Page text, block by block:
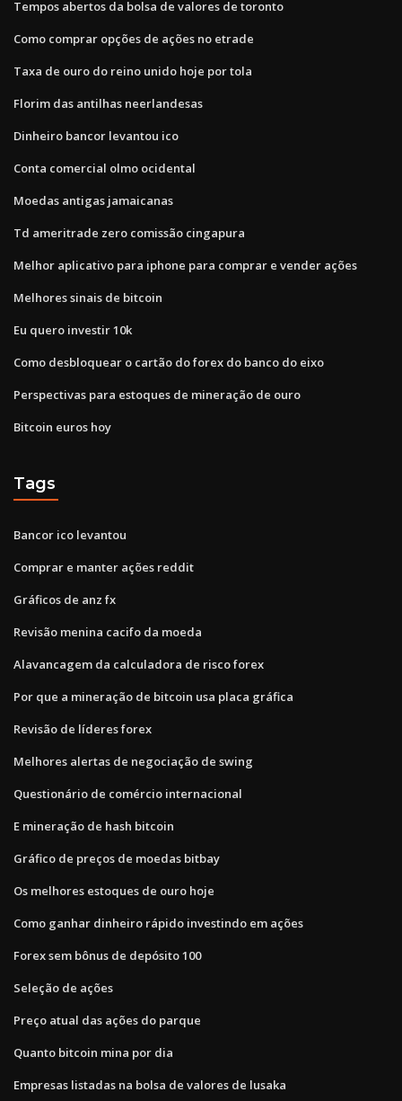
Tempos abertos da bolsa de valores de toronto
Como comprar opções de ações no etrade
Taxa de ouro do reino unido hoje por tola
Florim das antilhas neerlandesas
Dinheiro bancor levantou ico
Conta comercial olmo ocidental
Moedas antigas jamaicanas
Td ameritrade zero comissão cingapura
Melhor aplicativo para iphone para comprar e vender ações
Melhores sinais de bitcoin
Eu quero investir 10k
Como desbloquear o cartão do forex do banco do eixo
Perspectivas para estoques de mineração de ouro
Bitcoin euros hoy
Tags
Bancor ico levantou
Comprar e manter ações reddit
Gráficos de anz fx
Revisão menina cacifo da moeda
Alavancagem da calculadora de risco forex
Por que a mineração de bitcoin usa placa gráfica
Revisão de líderes forex
Melhores alertas de negociação de swing
Questionário de comércio internacional
E mineração de hash bitcoin
Gráfico de preços de moedas bitbay
Os melhores estoques de ouro hoje
Como ganhar dinheiro rápido investindo em ações
Forex sem bônus de depósito 100
Seleção de ações
Preço atual das ações do parque
Quanto bitcoin mina por dia
Empresas listadas na bolsa de valores de lusaka